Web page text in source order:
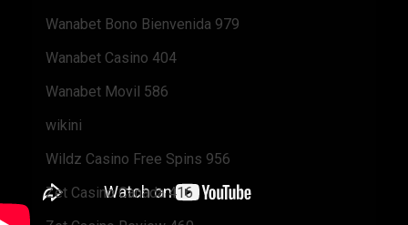
Wanabet Bono Bienvenida 979
Wanabet Casino 404
Wanabet Movil 586
wikini
Wildz Casino Free Spins 956
Zet Casino Canada 416